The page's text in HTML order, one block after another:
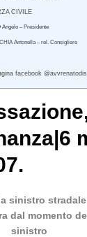
CIVILE
Angelo – Presidente
Antonella – rel. Consigliere
facebook
sinistro
dal momento
sinistro